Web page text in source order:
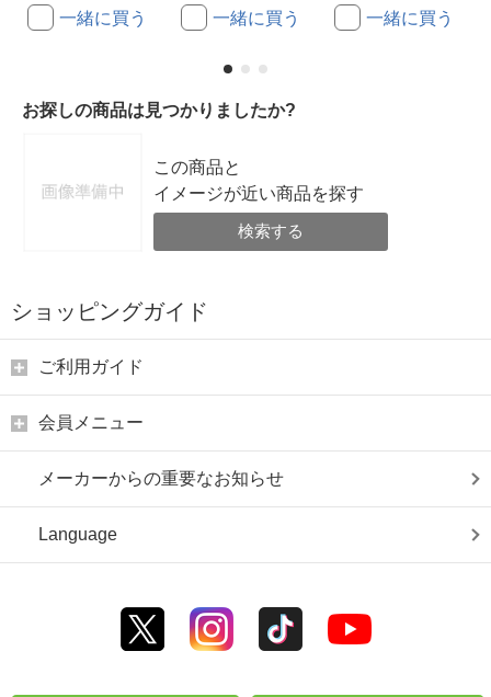
一緒に買う 一緒に買う 一緒に買う
お探しの商品は見つかりましたか?
この商品と
イメージが近い商品を探す
検索する
ショッピングガイド
ご利用ガイド
会員メニュー
メーカーからの重要なお知らせ
Language